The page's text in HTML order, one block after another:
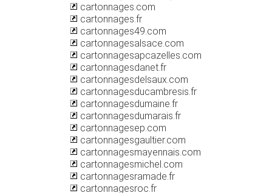
cartonnages.com
cartonnages.fr
cartonnages49.com
cartonnagesalsace.com
cartonnagesapcazelles.com
cartonnagesdanet.fr
cartonnagesdelsaux.com
cartonnagesducambresis.fr
cartonnagesdumaine.fr
cartonnagesdumarais.fr
cartonnagesep.com
cartonnagesgaultier.com
cartonnagesmayennais.com
cartonnagesmichel.com
cartonnagesramade.fr
cartonnagesroc.fr